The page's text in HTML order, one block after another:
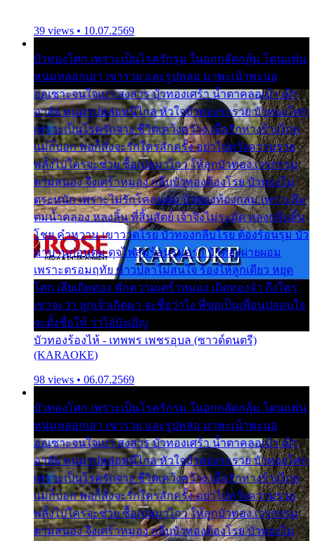
39 views • 10.07.2569
บัวทองโศก เพราะเป็นโรครักรุม ในอกกลัดกลุ้ม โดนแฟน
หนุ่มหลอกเอา เขารวย และรูปหล่อ มาพะเน้าพะนอ
ออเซาะจนใจเบา สงสาร บัวทองเศร้า น้ำตาคลอเบ้า เฝ้า
อาลัย หนุ่มรูปหล่อหนีไกล หัวใจบัวทองระรวย บัวทองโศก
เพราะเป็นโรครักจาง ชีวิตเคว้งคว้าง เมื่อรักห่างร้างไกล
แม่ก็บอก พ่อก็สั่งจะรักใครสักครั้ง อย่าไปหวังความรวย
พลั้งไปใครจะช่วย ซื้อเปลมาไกว ให้ลูกบัวทอง เวรกรรม
ตามสนอง จึงเศร้าหมอง กลีบบัวทองต้องโรย บัวทองไม่
ตระหนัก เพราะไม่รักโคลนตม บัวทองท้องกลม เพราะลืม
ตมน้ำคลอง หลงลิ้น ที่สิ้นสัตย์ เจ้าจึงไม่ระมัด หลงกลิ่นลิ้น
โชย คำหวาน เขาวาดโรย บัวทองกลีบโรย ต้องร้อนรุม บัว
มาบานก่อนตูม ดุจไฟสุมร้อนรุมอุรา บัวทองผ่ายผอม
เพราะตรอมฤทัย ข้าวปลาไม่สนใจ ร้องไห้ลูกเดียว หยุด
โศก เสียเถิดทอง พักความเศร้าหมอง เถิดทองจ๋า ถึงใคร
เขาจะว่า ลูกเจ้าเกิดมา จะชื่อว่าไง พี่ขอเป็นเพื่อนปลอบใจ
จะตั้งชื่อให้ ว่าไอ้บังเอิญ
บัวทองร้องไห้ - เทพพร เพชรอุบล (ซาวด์ดนตรี)
(KARAOKE)
98 views • 06.07.2569
บัวทองโศก เพราะเป็นโรครักรุม ในอกกลัดกลุ้ม โดนแฟน
หนุ่มหลอกเอา เขารวย และรูปหล่อ มาพะเน้าพะนอ
ออเซาะจนใจเบา สงสาร บัวทองเศร้า น้ำตาคลอเบ้า เฝ้า
อาลัย หนุ่มรูปหล่อหนีไกล หัวใจบัวทองระรวย บัวทองโศก
เพราะเป็นโรครักจาง ชีวิตเคว้งคว้าง เมื่อรักห่างร้างไกล
แม่ก็บอก พ่อก็สั่งจะรักใครสักครั้ง อย่าไปหวังความรวย
พลั้งไปใครจะช่วย ซื้อเปลมาไกว ให้ลูกบัวทอง เวรกรรม
ตามสนอง จึงเศร้าหมอง กลีบบัวทองต้องโรย บัวทองไม่